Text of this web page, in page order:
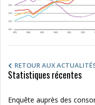
RETOUR AUX
Statistiques récentes
Enquête auprès des